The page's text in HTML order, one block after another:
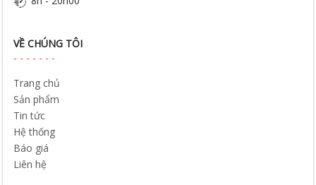
VỀ CHÚNG TÔI
Trang chủ
Sản phẩm
Tin tức
Hệ thống
Báo giá
Liên hệ